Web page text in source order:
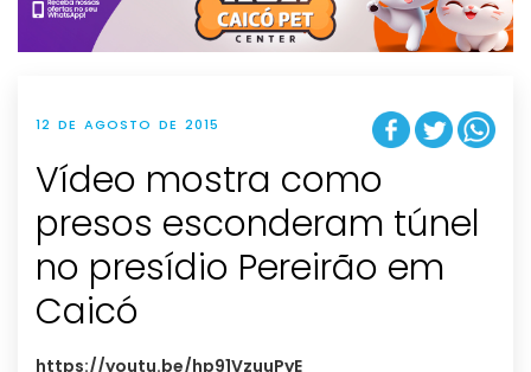
o
n
12 DE AGOSTO DE 2015
Vídeo mostra como
presos esconderam túnel
no presídio Pereirão em
Caicó
https://youtu.be/hp91VzuuPyE